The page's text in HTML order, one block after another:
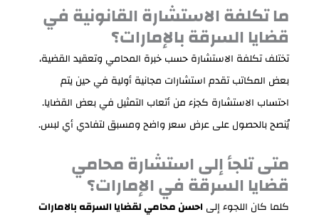
ما تكلفة الاستشارة القانونية في
قضايا السرقة بالإمارات؟
تختلف تكلفة الاستشارة حسب خبرة المحامي وتعقيد القضية،
بعض المكاتب تقدم استشارات مجانية أولية في حين يتم
احتساب الاستشارة كجزء من أتعاب التمثيل في بعض القضايا.
يُنصح بالحصول على عرض سعر واضح ومسبق لتفادي أي لبس.
متى تلجأ إلى استشارة محامي
قضايا السرقة في الإمارات؟
كلما كان اللجوء إلى احسن محامي لقضايا السرقه بالامارات